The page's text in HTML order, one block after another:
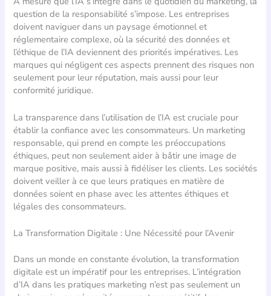
question de la responsabilité s’impose. Les entreprises
doivent naviguer dans un paysage émotionnel et
réglementaire complexe, où la sécurité des données et
l’éthique de l’IA deviennent des priorités impératives. Les
marques qui négligent ces aspects prennent des risques non
seulement pour leur réputation, mais aussi pour leur
conformité juridique.
La transparence dans l’utilisation de l’IA est cruciale pour
établir la confiance avec les consommateurs. Un marketing
responsable, qui prend en compte les préoccupations
éthiques, peut non seulement aider à bâtir une image de
marque positive, mais aussi à fidéliser les clients. Les sociétés
doivent veiller à ce que leurs pratiques en matière de
données soient en phase avec les attentes éthiques et
légales des consommateurs.
La Transformation Digitale : Une Nécessité pour l’Avenir
Dans un monde en constante évolution, la transformation
digitale est un impératif pour les entreprises. L’intégration
d’IA dans les pratiques marketing n’est pas seulement un